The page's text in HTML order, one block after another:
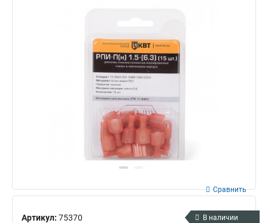
Артикул: 75370
Сравнить
В наличии